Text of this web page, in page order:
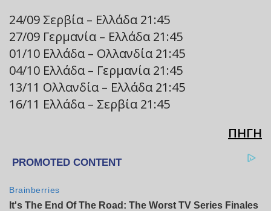
24/09 Σερβία – Ελλάδα 21:45
27/09 Γερμανία – Ελλάδα 21:45
01/10 Ελλάδα – Ολλανδία 21:45
04/10 Ελλάδα – Γερμανία 21:45
13/11 Ολλανδία – Ελλάδα 21:45
16/11 Ελλάδα – Σερβία 21:45
ΠΗΓΗ